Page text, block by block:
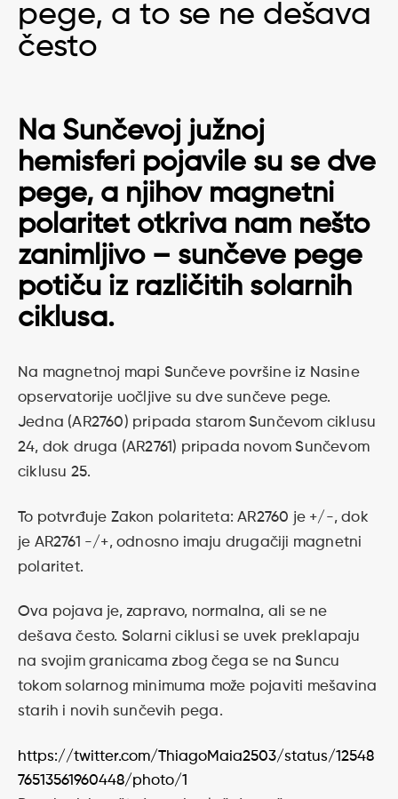
pege, a to se ne dešava
često
Na Sunčevoj južnoj
hemisferi pojavile su se dve
pege, a njihov magnetni
polaritet otkriva nam nešto
zanimljivo – sunčeve pege
potiču iz različitih solarnih
ciklusa.
Na magnetnoj mapi Sunčeve površine iz Nasine
opservatorije uočljive su dve sunčeve pege.
Jedna (AR2760) pripada starom Sunčevom ciklusu
24, dok druga (AR2761) pripada novom Sunčevom
ciklusu 25.
To potvrđuje Zakon polariteta: AR2760 je +/-, dok
je AR2761 -/+, odnosno imaju drugačiji magnetni
polaritet.
Ova pojava je, zapravo, normalna, ali se ne
dešava često. Solarni ciklusi se uvek preklapaju
na svojim granicama zbog čega se na Suncu
tokom solarnog minimuma može pojaviti mešavina
starih i novih sunčevih pega.
https://twitter.com/ThiagoMaia2503/status/12548
76513561960448/photo/1